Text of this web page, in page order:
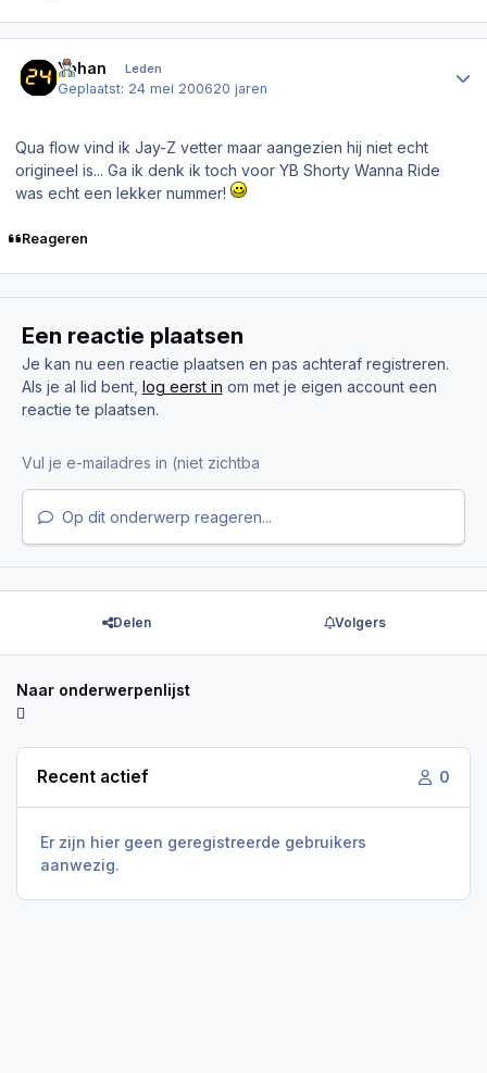
Yohan Leden
Geplaatst: 24 mei 200620 jaren
Qua flow vind ik Jay-Z vetter maar aangezien hij niet echt
origineel is... Ga ik denk ik toch voor YB Shorty Wanna Ride
was echt een lekker nummer!
Reageren
Een reactie plaatsen
Je kan nu een reactie plaatsen en pas achteraf registreren.
Als je al lid bent, log eerst in om met je eigen account een
reactie te plaatsen.
Op dit onderwerp reageren...
Delen Volgers
Naar onderwerpenlijst
Recent actief 0
Er zijn hier geen geregistreerde gebruikers
aanwezig.